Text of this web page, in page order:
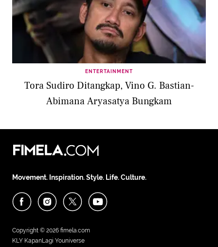
ENTERTAINMENT
Tora Sudiro Ditangkap, Vino G. Bastian-
Abimana Aryasatya Bungkam
Movement. Inspiration. Style. Life. Culture.
Copyright © 2026 fimela.com
KLY KapanLagi Youniverse